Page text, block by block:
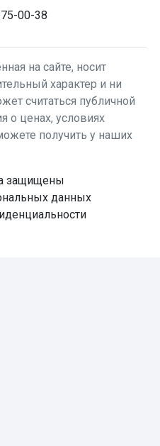
00-38
на сайте, носит
характер и ни
считаться публичной
о ценах, условиях
получить у наших
защищены
данных